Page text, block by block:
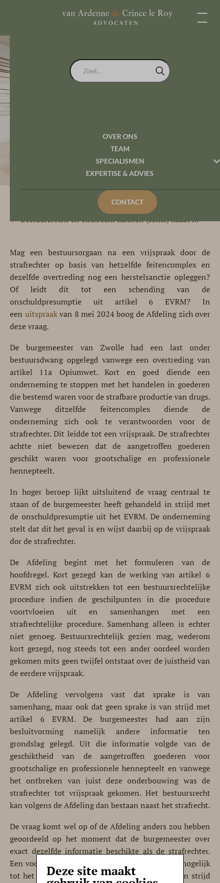
OVER ONS
TEAM
SPECIALISMEN
EXPERTISE & ADVIES
CONTACT
Bestuursrecht en
Expertise en Advies
Bestuursrecht en strafrecht kunnen (soms) naast elkaar bestaan
Mag een bestuursorgaan na een vrijspraak door de
strafrechter op basis van hetzelfde feitencomplex en
dezelfde overtreding nog een herstelsanctie opleggen?
Of leidt dit tot een schending van de
onschuldpresumptie uit artikel 6 EVRM? In
een uitspraakvan 8 mei 2024 boog de Afdeling zich over
deze vraag.
De burgemeester van Zwolle had een last onder
bestuursdwang opgelegd vanwege een overtreding van
artikel 11a Opiumwet. Kort en goed diende een
onderneming te stoppen met het handelen in goederen
die bestemd waren voor de strafbare productie van drugs.
Vanwege ditzelfde feitencomplex diende de
onderneming zich ook te verantwoorden voor de
strafrechter. Dit leidde tot een vrijspraak. De strafrechter
achtte niet bewezen dat de aangetroffen goederen
geschikt waren voor grootschalige en professionele
hennepteelt.
In hoger beroep lijkt uitsluitend de vraag centraal te
staan of de burgemeester heeft gehandeld in strijd met
de onschuldpresumptie uit het EVRM. De onderneming
stelt dat dit het geval is en wijst daarbij op de vrijspraak
dor de strafrechter.
De Afdeling begint met het formuleren van de
hoofdregel. Kort gezegd kan de werking van artikel 6
EVRM zich ook uitstrekken tot een bestuursrechtelijke
procedure indien de geschilpunten in die procedure
voortvloeien uit en samenhangen met een
strafrechtelijke procedure. Samenhang alleen is echter
niet genoeg. Bestuursrechtelijk gezien mag, wederom
kort gezegd, nog steeds tot een ander oordeel worden
gekomen mits geen twijfel ontstaat over de juistheid van
de eerdere vrijspraak.
De Afdeling vervolgens vast dat sprake is van
samenhang, maar ook dat geen sprake is van strijd met
artikel 6 EVRM. De burgemeester had aan zijn
besluitvorming namelijk andere informatie ten
grondslag gelegd. Uit die informatie volgde van de
geschiktheid van de aangetroffen goederen voor
grootschalige en professionele hennepteelt en vanwege
het ontbreken van juist deze onderbouwing was de
strafrechter tot vrijspraak gekomen. Het bestuursrecht
kan volgens de Afdeling dan bestaan naast het strafrecht.
De vraag komt wel op of de Afdeling anders zou hebben
geoordeeld op het moment dat de burgemeester over
exact dezelfde informatie beschikte als de strafrechter.
Een voorzichtige inschatting is dat de Afdeling mogelijk
tot het oordeel was gekomen dat sprake was van strijd
Deze site maakt